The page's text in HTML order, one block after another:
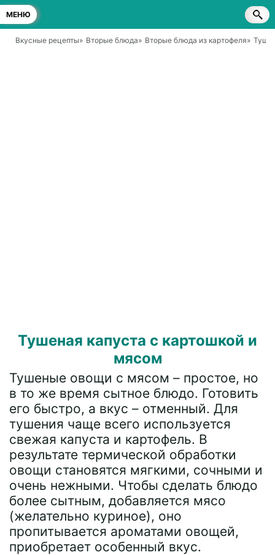
МЕНЮ
Вкусные рецепты» Вторые блюда» Вторые блюда из картофеля»
Тушеная капуста с картошкой и
мясом
Тушеные овощи с мясом – простое, но
в то же время сытное блюдо. Готовить
его быстро, а вкус – отменный. Для
тушения чаще всего используется
свежая капуста и картофель. В
результате термической обработки
овощи становятся мягкими, сочными и
очень нежными. Чтобы сделать блюдо
более сытным, добавляется мясо
(желательно куриное), оно
пропитывается ароматами овощей,
приобретает особенный вкус.